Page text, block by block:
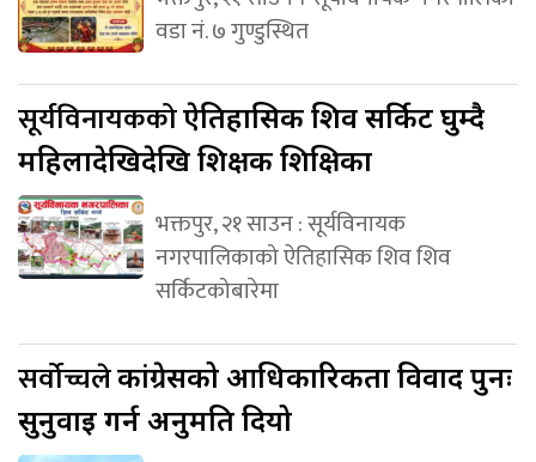
वडा नं. ७ गुण्डुस्थित
सूर्यविनायककोऐतिहासिक शिव सर्किट घुम्दै
महिलादेखिदेखि शिक्षक शिक्षिका
भक्तपुर, २१ साउन : सूर्यविनायक
नगरपालिकाको ऐतिहासिक शिव शिव
सर्किटकोबारेमा
सर्वोच्चलेकांग्रेसको आधिकारिकता विवाद पुनः
सुनुवाइ गर्न अनुमति दियो